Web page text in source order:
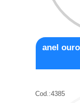
anel
Cod.:4385